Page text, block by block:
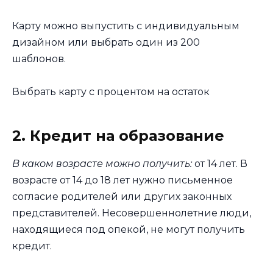
Карту можно выпустить с индивидуальным
дизайном или выбрать один из 200
шаблонов.
Выбрать карту с процентом на остаток
2. Кредит на образование
В каком возрасте можно получить:от 14 лет. В
возрасте от 14 до 18 лет нужно письменное
согласие родителей или других законных
представителей. Несовершеннолетние люди,
находящиеся под опекой, не могут получить
кредит.